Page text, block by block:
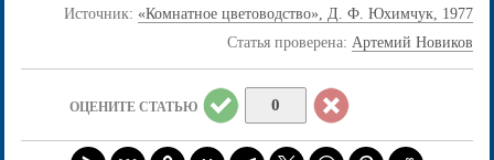
Источник: «Комнатное цветоводство», Д. Ф. Юхимчук, 1977
Статья проверена: Артемий Новиков
ОЦЕНИТЕ СТАТЬЮ 0